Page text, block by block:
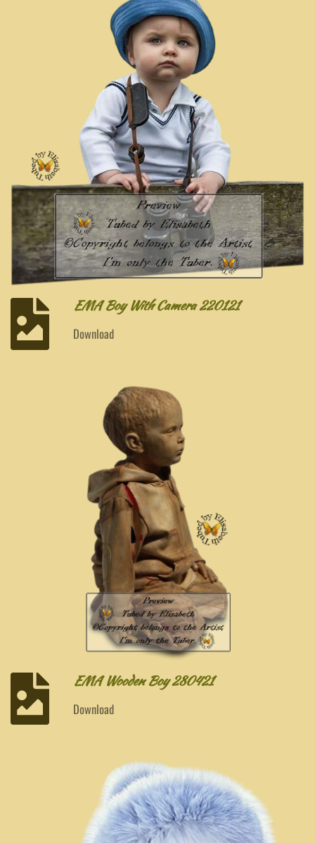
EMA Boy With Camera 220121
Download
EMA Wooden Boy 280421
Download